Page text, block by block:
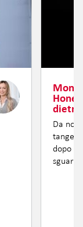
dietro
Da
dopo